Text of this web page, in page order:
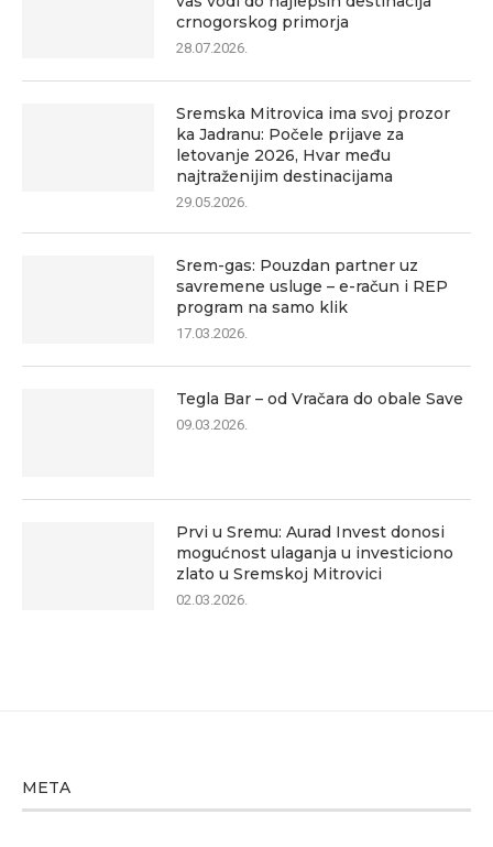
crnogorskog primorja
28.07.2026.
Sremska Mitrovica ima svoj prozor
ka Jadranu: Počele prijave za
letovanje 2026, Hvar među
najtraženijim destinacijama
29.05.2026.
Srem-gas: Pouzdan partner uz
savremene usluge – e-račun i REP
program na samo klik
17.03.2026.
Tegla Bar – od Vračara do obale Save
09.03.2026.
Prvi u Sremu: Aurad Invest donosi
mogućnost ulaganja u investiciono
zlato u Sremskoj Mitrovici
02.03.2026.
META